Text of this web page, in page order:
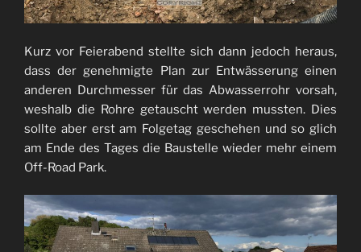
Kurz vor Feierabend stellte sich dann jedoch heraus,
dass der genehmigte Plan zur Entwässerung einen
anderen Durchmesser für das Abwasserrohr vorsah,
weshalb die Rohre getauscht werden mussten. Dies
sollte aber erst am Folgetag geschehen und so glich
am Ende des Tages die Baustelle wieder mehr einem
Off-Road Park.